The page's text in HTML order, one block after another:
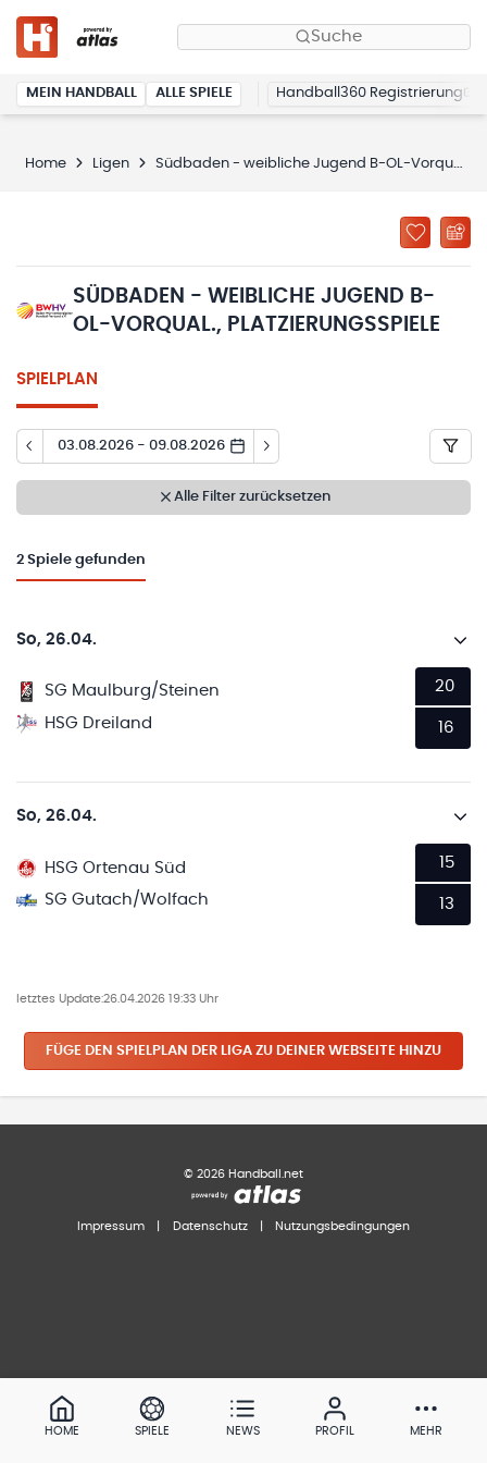
Suche
MEIN HANDBALL ALLE SPIELE Handball360 Registrierung
Home Ligen Südbaden - weibliche Jugend B-OL-Vorqual., Platzierungsspiele
SÜDBADEN - WEIBLICHE JUGEND B-
OL-VORQUAL., PLATZIERUNGSSPIELE
SPIELPLAN
03.08.2026 - 09.08.2026
Alle Filter zurücksetzen
2 Spiele gefunden
So, 26.04.
SG Maulburg/Steinen
HSG Dreiland
20
16
So, 26.04.
HSG Ortenau Süd
SG Gutach/Wolfach
15
13
letztes Update:26.04.2026 19:33 Uhr
FÜGE DEN SPIELPLAN DER LIGA ZU DEINER WEBSEITE HINZU
© 2026 Handball.net
Impressum Datenschutz Nutzungsbedingungen
HOME SPIELE NEWS PROFIL MEHR